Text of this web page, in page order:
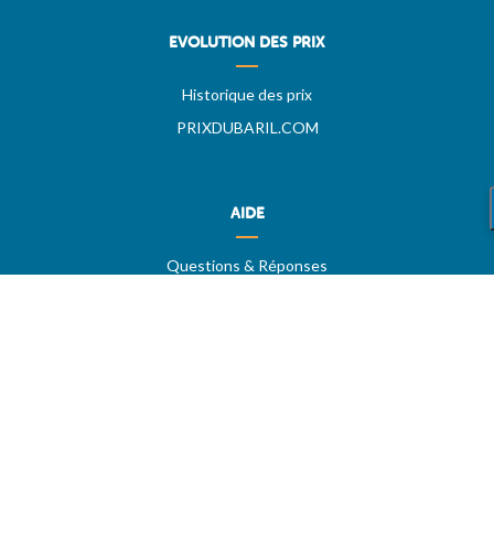
EVOLUTION DES PRIX
Historique des prix
PRIXDUBARIL.COM
AIDE
Questions & Réponses